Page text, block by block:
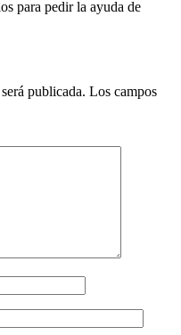
para pedir la ayuda de
publicada. Los campos